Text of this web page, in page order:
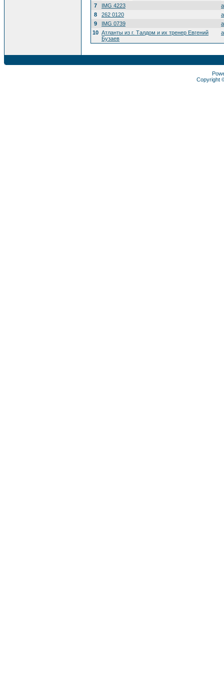
7
IMG 4223
8
262 0120
9
IMG 0739
10 Атланты из г. Талдом и их тренер Евгений
Бузаев
Copyright